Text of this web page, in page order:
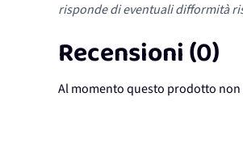
risponde di eventuali difformità
Recensioni (0)
Al momento questo prodotto non